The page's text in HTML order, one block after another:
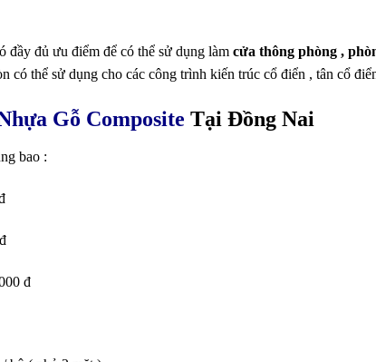
đầy đủ ưu điểm để có thể sử dụng làm cửa thông phòng ,
có thể sử dụng cho các công trình kiến trúc cổ điển , tân cổ
Gỗ Composite Tại Đồng Nai
bao :
đ